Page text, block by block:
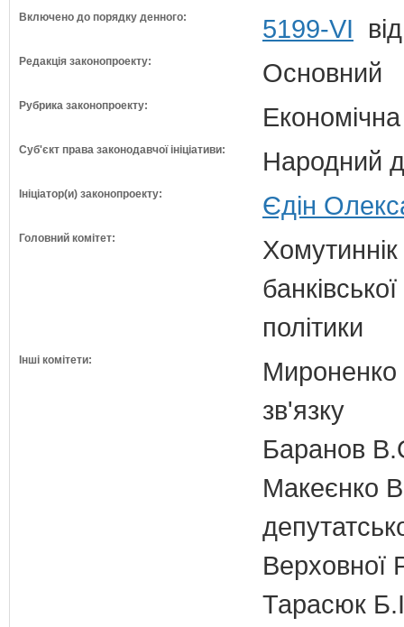
Включено до порядку денного: 5199-VI
Редакція законопроекту: Основний
Рубрика законопроекту:
Суб'єкт права законодавчої ініціативи: Народний
Ініціатор(и) законопроекту: Єдін
Головний комітет:
політики
Інші комітети:
Мироненко
зв'язку
Баранов
Макеєнко
Верховної
Тарасюк